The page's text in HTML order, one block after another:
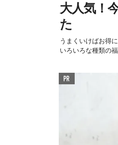
大人気！
た
うまくいけばお得
いろいろな種類の
PR